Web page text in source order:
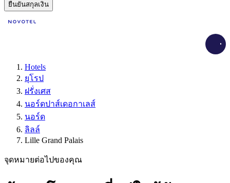
ยืนยันสกุลเงิน
Hotels
ยุโรป
ฝรั่งเศส
นอร์ดปาส์เดอกาเลส์
นอร์ด
ลิลล์
Lille Grand Palais
จุดหมายต่อไปของคุณ